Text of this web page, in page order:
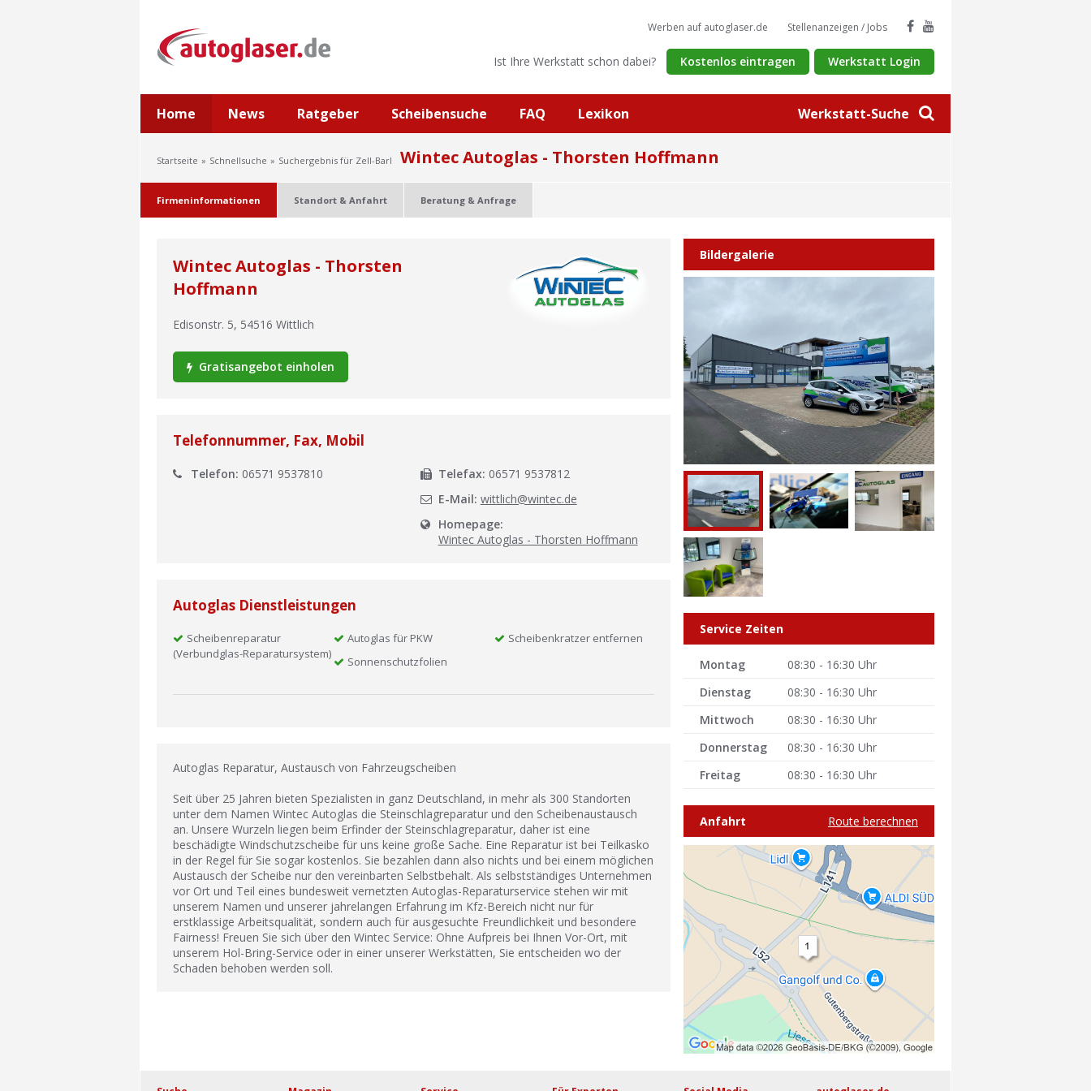
Werkstatt-Suche
Werben auf autoglaser.de Stellenanzeigen / Jobs
Ist Ihre Werkstatt schon dabei? Kostenlos eintragen Werkstatt Login
Home News Ratgeber Scheibensuche FAQ Lexikon
Startseite Schnellsuche Suchergebnis für Zell-Barl Wintec Autoglas - Thorsten Hoffmann
Firmeninformationen Standort & Anfahrt Beratung & Anfrage
Wintec Autoglas - Thorsten
Hoffmann
Edisonstr. 5, 54516 Wittlich
Gratisangebot einholen
Telefonnummer, Fax, Mobil
Telefon: 06571 9537810 Telefax: 06571 9537812
E-Mail: wittlich@wintec.de
Homepage:
Wintec Autoglas - Thorsten Hoffmann
Autoglas Dienstleistungen
Scheibenreparatur
(Verbundglas-Reparatursystem)
Autoglas für PKW
Scheibenkratzer entfernen
Sonnenschutzfolien
Autoglas Reparatur, Austausch von Fahrzeugscheiben
Seit über 25 Jahren bieten Spezialisten in ganz Deutschland, in mehr als 300 Standorten
unter dem Namen Wintec Autoglas die Steinschlagreparatur und den Scheibenaustausch
an. Unsere Wurzeln liegen beim Erfinder der Steinschlagreparatur, daher ist eine
beschädigte Windschutzscheibe für uns keine große Sache. Eine Reparatur ist bei Teilkasko
in der Regel für Sie sogar kostenlos. Sie bezahlen dann also nichts und bei einem möglichen
Austausch der Scheibe nur den vereinbarten Selbstbehalt. Als selbstständiges Unternehmen
vor Ort und Teil eines bundesweit vernetzten Autoglas-Reparaturservice stehen wir mit
unserem Namen und unserer jahrelangen Erfahrung im Kfz-Bereich nicht nur für
erstklassige Arbeitsqualität, sondern auch für ausgesuchte Freundlichkeit und besondere
Fairness! Freuen Sie sich über den Wintec Service: Ohne Aufpreis bei Ihnen Vor-Ort, mit
unserem Hol-Bring-Service oder in einer unserer Werkstätten, Sie entscheiden wo der
Schaden behoben werden soll.
Bildergalerie
Service Zeiten
Montag
08:30 - 16:30 Uhr
Dienstag
08:30 - 16:30 Uhr
Mittwoch
08:30 - 16:30 Uhr
Donnerstag
08:30 - 16:30 Uhr
Freitag
08:30 - 16:30 Uhr
Anfahrt Route berechnen